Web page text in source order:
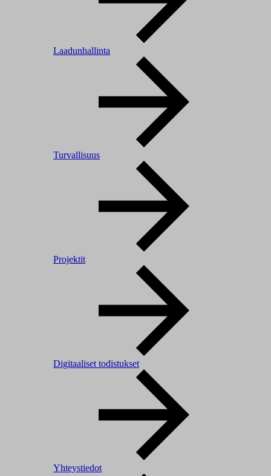
Laadunhallinta
Turvallisuus
Projektit
Digitaaliset todistukset
Yhteystiedot